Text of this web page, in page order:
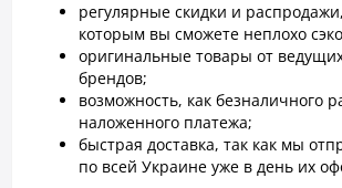
регулярные скидки и
которым вы сможете неплохо
оригинальные товары от
брендов;
возможность, как безналичного
наложенного платежа;
быстрая доставка, так как мы
по всей Украине уже в день их